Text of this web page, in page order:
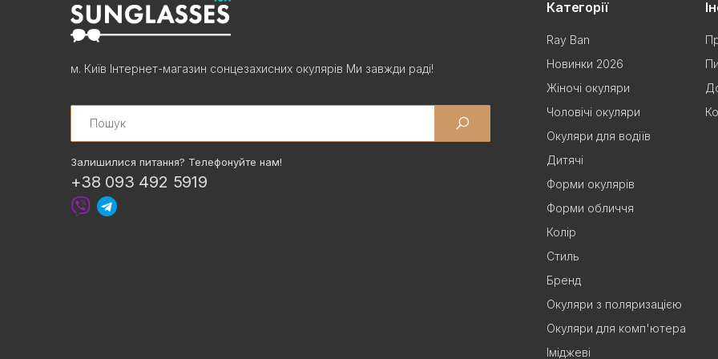
м. Київ Інтернет-магазин сонцезахисних окулярів Ми завжди раді!
Search
Залишилися питання? Телефонуйте нам!
+38 093 492 5919
Категорії
Ray Ban
Новинки 2026
Жіночі окуляри
Чоловічі окуляри
Окуляри для водіїв
Дитячі
Форми окулярів
Форми обличчя
Колір
Стиль
Бренд
Окуляри з поляризацією
Окуляри для комп'ютера
Іміджеві